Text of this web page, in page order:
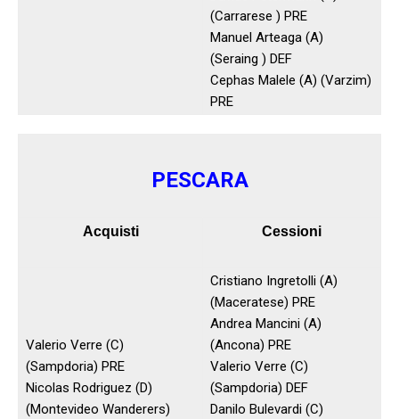
(Carrarese ) PRE
Manuel Arteaga (A)
(Seraing ) DEF
Cephas Malele (A) (Varzim)
PRE
PESCARA
Acquisti Cessioni
Valerio Verre (C)
(Sampdoria) PRE
Nicolas Rodriguez (D)
(Montevideo Wanderers)
Cristiano Ingretolli (A)
(Maceratese) PRE
Andrea Mancini (A)
(Ancona) PRE
Valerio Verre (C)
(Sampdoria) DEF
Danilo Bulevardi (C)